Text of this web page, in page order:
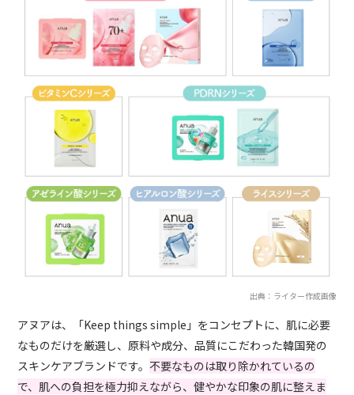
出典：ライター作成画像
アヌアは、「Keep things simple」をコンセプトに、肌に必要
なものだけを厳選し、原料や成分、品質にこだわった韓国発の
スキンケアブランドです。不要なものは取り除かれているの
で、肌への負担を極力抑えながら、健やかな印象の肌に整えま